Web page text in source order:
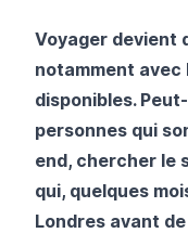
Voyager devient
notamment avec
disponibles.
personnes qui
end, chercher le
qui, quelques
Londres avant